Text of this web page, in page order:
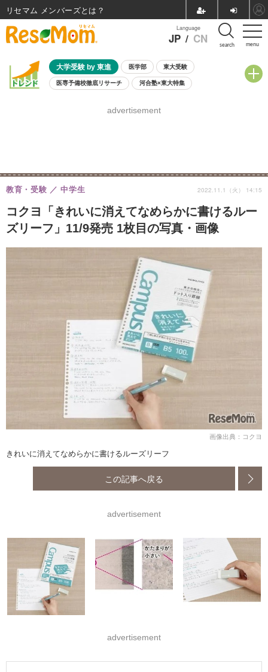
menu
Language
JP / CN search
大学受験 by 東進 医学部 東大受験
医専予備校徹底リサーチ 河合塾×東大特集
8月開催学校説明会・相談会
advertisement
コクヨ「きれいに消えてなめらかに書けるルー
ズリーフ」11/9発売 1枚目の写真・画像
教育・受験 中学生 2022.11.1（火） 14:15
画像出典：コクヨ
きれいに消えてなめらかに書けるルーズリーフ
この記事へ戻る
advertisement
advertisement
リセマム メンバーズ